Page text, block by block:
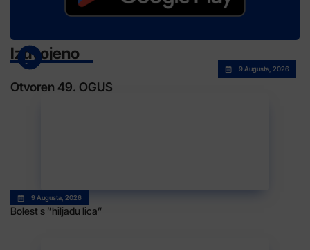
Izdvojeno
9 Augusta, 2026
Otvoren 49. OGUS
9 Augusta, 2026
Bolest s ”hiljadu lica”